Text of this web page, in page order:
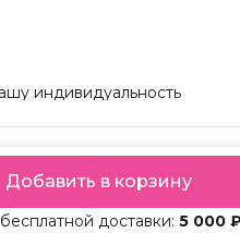
Добавить в корзину
доставки: 5 000
индивидуальность
круглосуточно, обработка :
Правила возвратаРеквизиты